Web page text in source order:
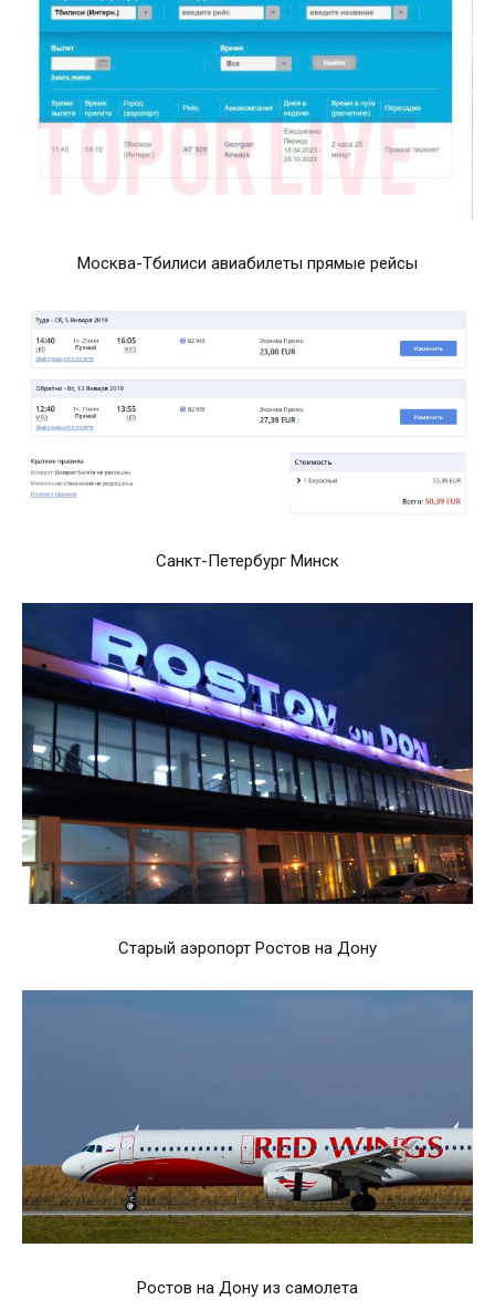
Москва-Тбилиси авиабилеты прямые рейсы
Санкт-Петербург Минск
Старый аэропорт Ростов на Дону
Ростов на Дону из самолета